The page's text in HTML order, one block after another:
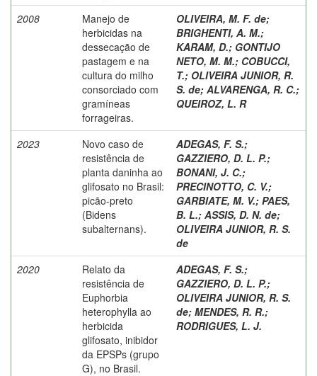
2008
Manejo de
herbicidas na
dessecação de
pastagem e na
cultura do milho
consorciado com
gramíneas
forrageiras.
OLIVEIRA, M. F. de;
BRIGHENTI, A. M.;
KARAM, D.; GONTIJO
NETO, M. M.; COBUCCI,
T.; OLIVEIRA JUNIOR, R.
S. de; ALVARENGA, R. C.;
QUEIROZ, L. R
2023
Novo caso de
resistência de
planta daninha ao
glifosato no Brasil:
picão-preto
(Bidens
subalternans).
ADEGAS, F. S.;
GAZZIERO, D. L. P.;
BONANI, J. C.;
PRECINOTTO, C. V.;
GARBIATE, M. V.; PAES,
B. L.; ASSIS, D. N. de;
OLIVEIRA JUNIOR, R. S.
de
2020
Relato da
resistência de
Euphorbia
heterophylla ao
herbicida
glifosato, inibidor
da EPSPs (grupo
G), no Brasil.
ADEGAS, F. S.;
GAZZIERO, D. L. P.;
OLIVEIRA JUNIOR, R. S.
de; MENDES, R. R.;
RODRIGUES, L. J.